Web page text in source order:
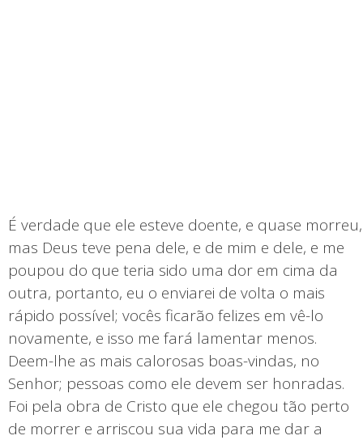
É verdade que ele esteve doente, e quase morreu,
mas Deus teve pena dele, e de mim e dele, e me
poupou do que teria sido uma dor em cima da
outra, portanto, eu o enviarei de volta o mais
rápido possível; vocês ficarão felizes em vê-lo
novamente, e isso me fará lamentar menos.
Deem-lhe as mais calorosas boas-vindas, no
Senhor; pessoas como ele devem ser honradas.
Foi pela obra de Cristo que ele chegou tão perto
de morrer e arriscou sua vida para me dar a